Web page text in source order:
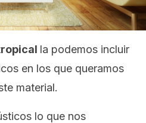
la podemos incluir
en los que queramos
material.
lo que nos